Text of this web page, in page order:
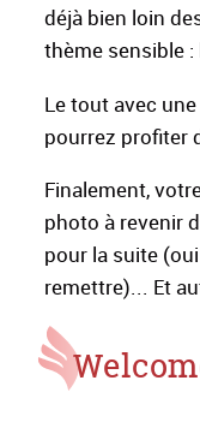
déjà bien loin
thème sensible
Le tout avec
pourrez profiter
Finalement,
photo à revenir
pour la suite
remettre)... Et